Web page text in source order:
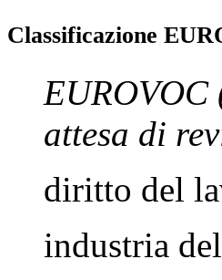
Classificazione
EUROVOC
attesa di
diritto del
industria